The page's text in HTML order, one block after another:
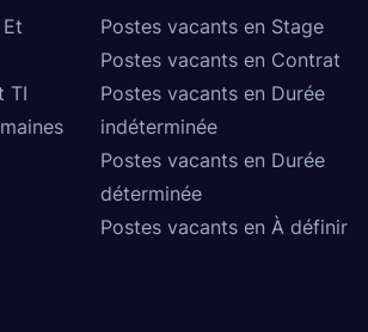
TI
Postes vacants en Stage
Postes vacants en Contrat
Postes vacants en Durée
indéterminée
Postes vacants en Durée
déterminée
Postes vacants en À définir